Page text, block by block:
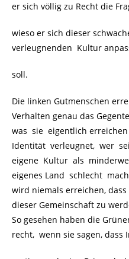
er sich völlig zu Recht die
wieso er sich dieser
verleugnenden Kultur
soll.
Die linken Gutmenschen
Verhalten genau das
was sie eigentlich
Identität verleugnet, wer
eigene Kultur als
eigenes Land schlecht
wird niemals erreichen,
dieser Gemeinschaft zu
So gesehen haben die
recht, wenn sie sagen, dass